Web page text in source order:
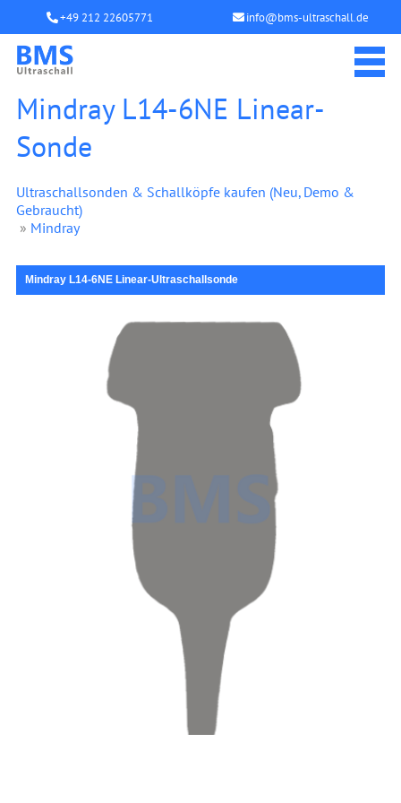
+49 212 22605771 info@bms-ultraschall.de
Mindray L14-6NE Linear-
Sonde
Ultraschallsonden & Schallköpfe kaufen (Neu, Demo &
Gebraucht)
» Mindray
Mindray L14-6NE Linear-Ultraschallsonde